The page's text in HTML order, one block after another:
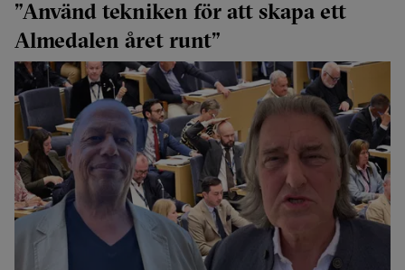
”Använd tekniken för att skapa ett
Almedalen året runt”